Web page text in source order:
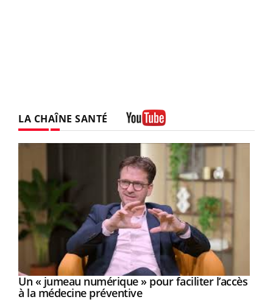
LA CHAÎNE SANTÉ
Youtube
Un « jumeau numérique » pour faciliter l’accès
à la médecine préventiveYoutube